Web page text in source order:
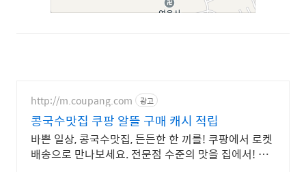
http://m.coupang.com 광고
콩국수맛집 쿠팡 알뜰 구매 캐시 적립
바쁜 일상, 콩국수맛집, 든든한 한 끼를! 쿠팡에서 로켓
배송으로 만나보세요. 전문점 수준의 맛을 집에서! 냉